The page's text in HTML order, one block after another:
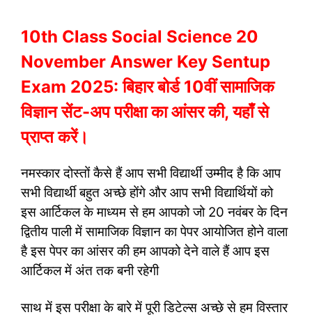
10th Class Social Science 20
November Answer Key Sentup
Exam 2025: बिहार बोर्ड 10वीं सामाजिक
विज्ञान सेंट-अप परीक्षा का आंसर की, यहाँ से
प्राप्त करें।
नमस्कार दोस्तों कैसे हैं आप सभी विद्यार्थी उम्मीद है कि आप
सभी विद्यार्थी बहुत अच्छे होंगे और आप सभी विद्यार्थियों को
इस आर्टिकल के माध्यम से हम आपको जो 20 नवंबर के दिन
द्वितीय पाली में सामाजिक विज्ञान का पेपर आयोजित होने वाला
है इस पेपर का आंसर की हम आपको देने वाले हैं आप इस
आर्टिकल में अंत तक बनी रहेगी
साथ में इस परीक्षा के बारे में पूरी डिटेल्स अच्छे से हम विस्तार